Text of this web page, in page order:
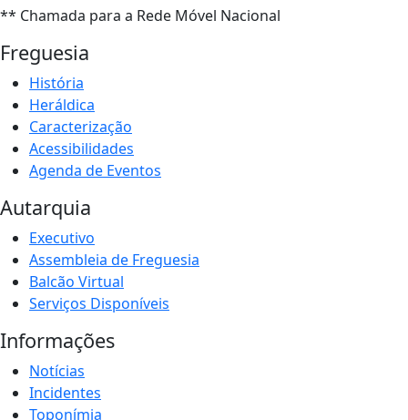
** Chamada para a Rede Móvel Nacional
Freguesia
História
Heráldica
Caracterização
Acessibilidades
Agenda de Eventos
Autarquia
Executivo
Assembleia de Freguesia
Balcão Virtual
Serviços Disponíveis
Informações
Notícias
Incidentes
Toponímia